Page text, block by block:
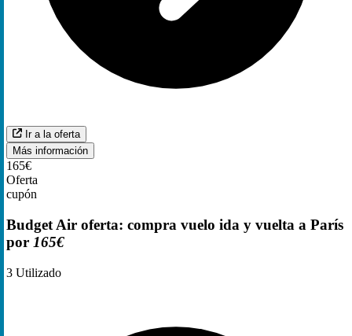
Ir a la oferta
Más información
165€
Oferta
cupón
Budget Air oferta: compra vuelo ida y vuelta a París
por 165€
3 Utilizado